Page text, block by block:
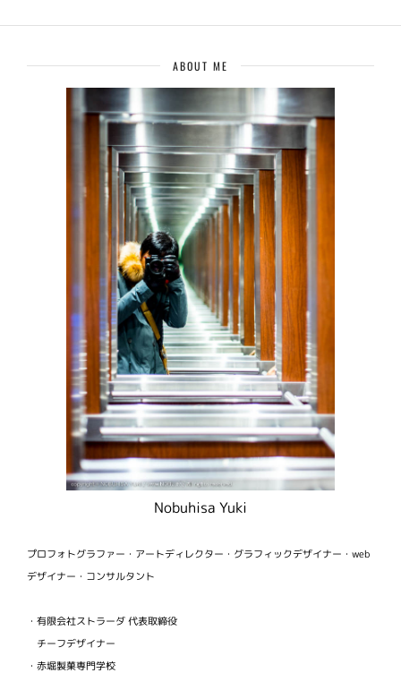
ABOUT ME
Nobuhisa Yuki
プロフォトグラファー・アートディレクター・グラフィックデザイナー・web
デザイナー・コンサルタント
・有限会社ストラーダ 代表取締役
チーフデザイナー
・赤堀製菓専門学校